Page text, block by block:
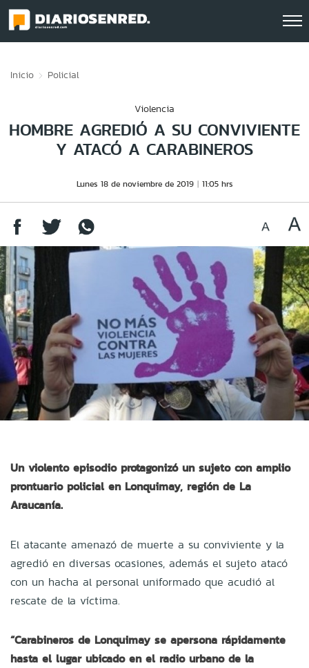
Inicio Policial
Violencia
HOMBRE AGREDIÓ A SU CONVIVIENTE
Y ATACÓ A CARABINEROS
Lunes 18 de noviembre de 2019 11:05 hrs
Un violento episodio protagonizó un sujeto con amplio
prontuario policial en Lonquimay, región de La
Araucanía.
El atacante amenazó de muerte a su conviviente y la
agredió en diversas ocasiones, además el sujeto atacó
con un hacha al personal uniformado que acudió al
rescate de la víctima.
“Carabineros de Lonquimay se apersona rápidamente
hasta el lugar ubicado en el radio urbano de la